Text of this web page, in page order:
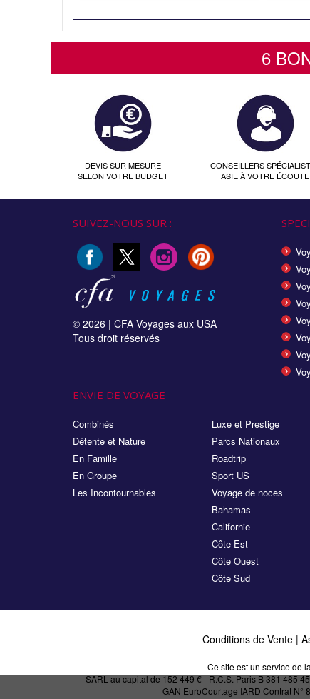
6
DEVIS SUR MESURE
SELON VOTRE BUDGET
CONSEILLERS
ASIE À VOTRE ÉCOUTE
SUIVEZ-NOUS SUR :
© 2026 | CFA Voyages aux USA
Tous droit réservés
ENVIE DE VOYAGE
Combinés
Détente et Nature
En Famille
En Groupe
Les Incontournables
Luxe et Prestige
Parcs Nationaux
Roadtrip
Sport US
Voyage de noces
Bahamas
Californie
Côte Est
Côte Ouest
Côte Sud
Conditions de Vente|
Ce site est un service de
SARL au capital de 152 449 € - R.C.S. Paris B 381 485
GAN EuroCourtage IARD Contrat N°